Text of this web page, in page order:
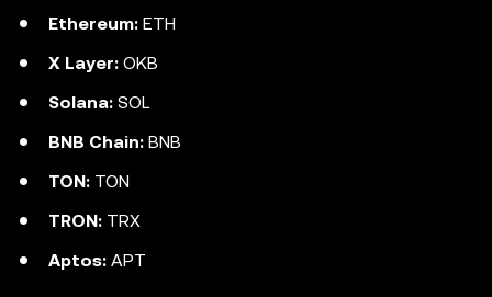
Ethereum: ETH
X Layer: OKB
Solana: SOL
BNB Chain: BNB
TON: TON
TRON: TRX
Aptos: APT